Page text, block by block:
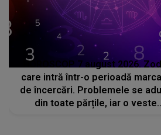
HOROSCOP 7 august 2026.
care intră într-o perioadă
de încercări. Problemele se
din toate părțile, iar o veste